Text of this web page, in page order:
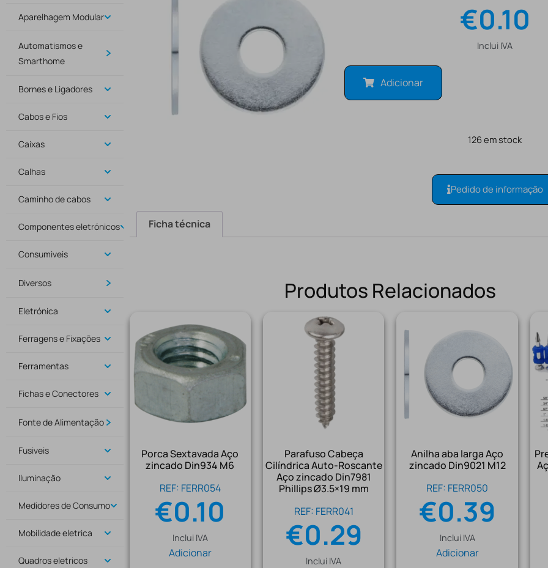
Aparelhagem Modular
Automatismos e
Smarthome
Bornes e Ligadores
Cabos e Fios
Caixas
Calhas
Caminho de cabos
Componentes eletrónicos
Consumiveis
Diversos
Eletrónica
Ferragens e Fixações
Ferramentas
Fichas e Conectores
Fonte de Alimentação
Fusiveis
Iluminação
Medidores de Consumo
Mobilidade eletrica
Quadros eletricos
€0.10
Inclui IVA
Adicionar
126 em stock
Pedido de informação
Ficha técnica
Produtos Relacionados
Porca Sextavada Aço
zincado Din934 M6
REF: FERR054
€0.10
Inclui IVA
Adicionar
Parafuso Cabeça
Cilíndrica Auto-Roscante
Aço zincado Din7981
Phillips Ø3.5×19 mm
REF: FERR041
€0.29
Inclui IVA
Anilha aba larga Aço
zincado Din9021 M12
REF: FERR050
€0.39
Inclui IVA
Adicionar